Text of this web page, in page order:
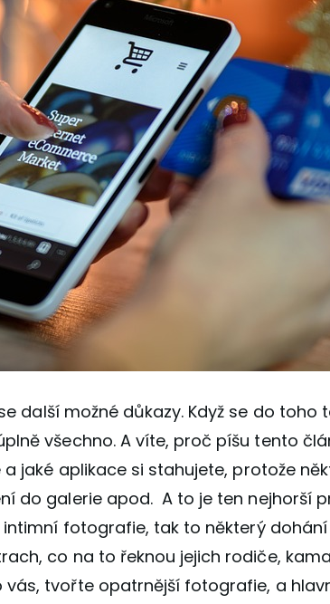
další možné důkazy. Když se do toho
všechno. A víte, proč píšu tento
jaké aplikace si stahujete, protože
do galerie apod. A to je ten nejhorší
intimní fotografie, tak to některý dohání
co na to řeknou jejich rodiče,
tvořte opatrnější fotografie, a